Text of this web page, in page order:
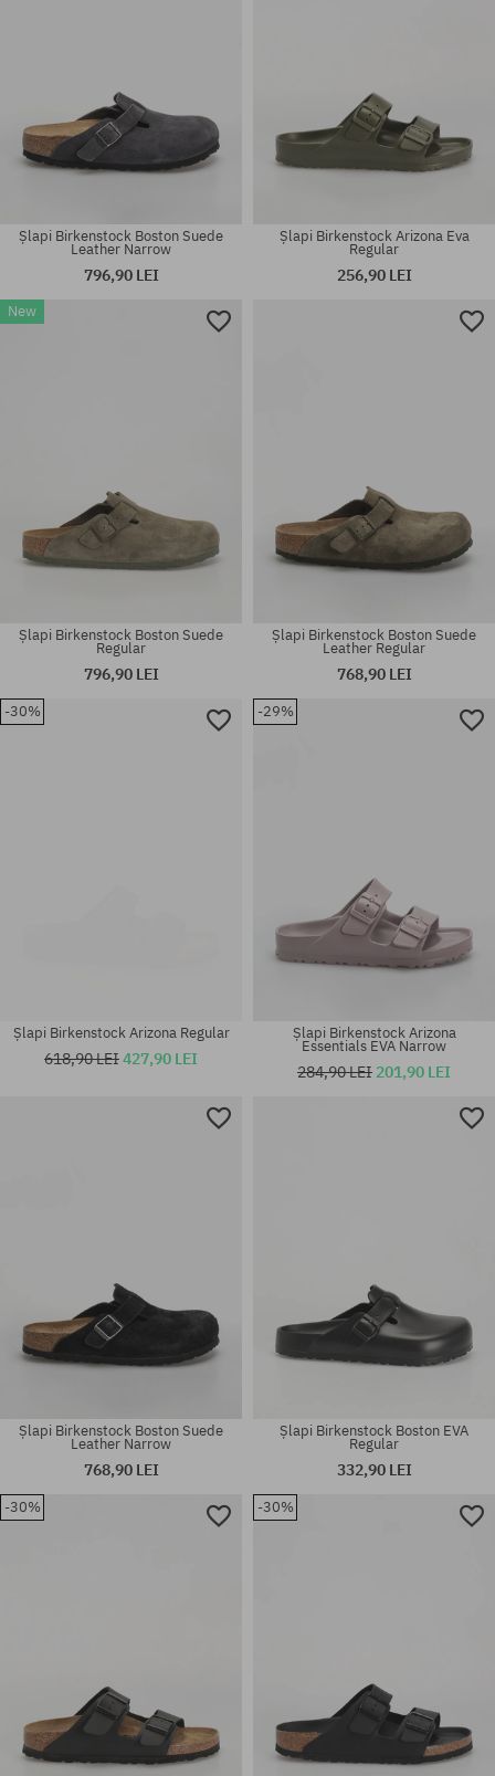
Mărimi existente:
Mărimi existente:
Șlapi Birkenstock Boston Suede
Leather Narrow
796,90 LEI
Mărimi existente:
Șlapi Birkenstock Arizona Eva
Regular
256,90 LEI
New
Șlapi Birkenstock Boston Suede
Regular
796,90 LEI
Șlapi Birkenstock Boston Suede
Leather Regular
768,90 LEI
-30%
Mărimi existente:
Șlapi Birkenstock Arizona Regular
618,90 LEI427,90 LEI
-29%
Mărimi existente:
Șlapi Birkenstock Arizona
Essentials EVA Narrow
284,90 LEI 201,90 LEI
Șlapi Birkenstock Boston Suede
Leather Narrow
768,90 LEI
Șlapi Birkenstock Boston EVA
Regular
332,90 LEI
-30% -30%